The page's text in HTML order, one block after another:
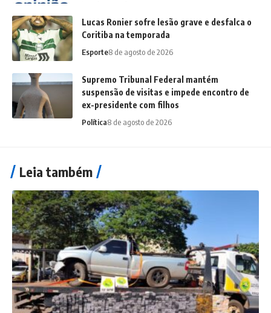
Lucas Ronier sofre lesão grave e desfalca o
Coritiba na temporada
Esporte8 de agosto de 2026
Supremo Tribunal Federal mantém
suspensão de visitas e impede encontro de
ex-presidente com filhos
Política8 de agosto de 2026
Leia também